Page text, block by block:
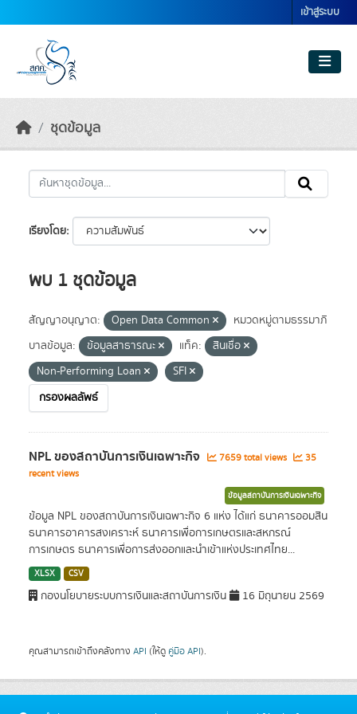
เข้าสู่ระบบ
ชุดข้อมูล
เรียงโดย
พบ 1 ชุดข้อมูล
สัญญาอนุญาต: Open Data Common
หมวดหมู่ตามธรรมาภิ
บาลข้อมูล:
ข้อมูลสาธารณะ แท็ค:
สินเชื่อ
Non-Performing Loan
SFI
กรองผลลัพธ์
NPL ของสถาบันการเงินเฉพาะกิจ 7659 total views
35
recent views
ข้อมูลสถาบันการเงินเฉพาะกิจ
ข้อมูล NPL ของสถาบันการเงินเฉพาะกิจ 6 แห่ง ได้แก่ ธนาคารออมสิน
ธนาคารอาคารสงเคราะห์ ธนาคารเพื่อการเกษตรและสหกรณ์
การเกษตร ธนาคารเพื่อการส่งออกและนำเข้าแห่งประเทศไทย...
XLSX CSV
กองนโยบายระบบการเงินและสถาบันการเงิน 16 มิถุนายน 2569
คุณสามารถเข้าถึงคลังทาง API (ให้ดู คู่มือ API).